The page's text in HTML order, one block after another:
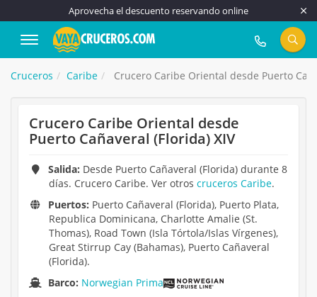
Aprovecha el descuento reservando online
917 815 555
Cruceros Caribe Crucero Caribe Oriental desde Puerto
Crucero Caribe Oriental desde
Puerto Cañaveral (Florida) XIV
Salida: Desde Puerto Cañaveral (Florida) durante 8
días. Crucero Caribe. Ver otros cruceros Caribe.
Puertos: Puerto Cañaveral (Florida), Puerto Plata,
Republica Dominicana, Charlotte Amalie (St.
Thomas), Road Town (Isla Tórtola/Islas Vírgenes),
Great Stirrup Cay (Bahamas), Puerto Cañaveral
(Florida).
Barco: Norwegian Prima